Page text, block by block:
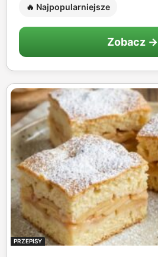
🔥 Najpopularniejsze
Zobacz →
PRZEPISY